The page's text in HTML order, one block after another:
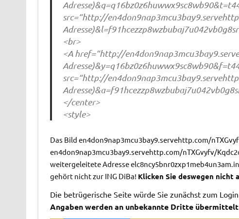
src=“http://
<br>
<A href=“http://
src=“http://
</center>
<style>
Das Bild en4don9nap3mcu3bay9.servehttp.com/
en4don9nap3mcu3bay9.servehttp.com/nTXGvyfv/
weitergeleitete Adresse
gehört nicht zur ING DiBa! Klicken Sie deswegen nicht
Die betrügerische Seite würde Sie zunächst zum
Angaben werden an unbekannte Dritte